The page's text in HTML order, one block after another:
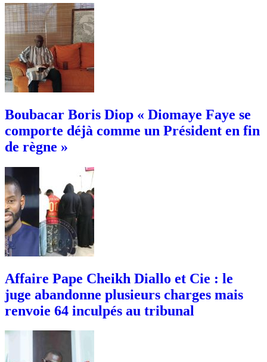
Boubacar Boris Diop « Diomaye Faye se
comporte déjà comme un Président en fin
de règne »
Affaire Pape Cheikh Diallo et Cie : le
juge abandonne plusieurs charges mais
renvoie 64 inculpés au tribunal